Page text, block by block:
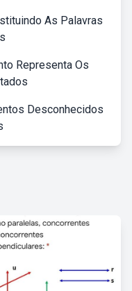
As Palavras
Representa Os
Desconhecidos